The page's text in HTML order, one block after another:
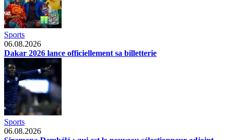
Sports
06.08.2026
Dakar 2026 lance officiellement sa billetterie
Sports
06.08.2026